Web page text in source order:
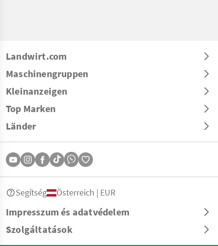
Landwirt.com
Maschinengruppen
Kleinanzeigen
Top Marken
Länder
Impresszum és adatvédelem
Szolgáltatások
Segítség Österreich | EUR